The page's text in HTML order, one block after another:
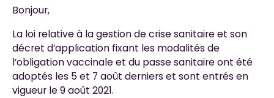
Bonjour,
La loi relative à la gestion de crise sanitaire et son
décret d’application fixant les modalités de
l’obligation vaccinale et du passe sanitaire ont été
adoptés les 5 et 7 août derniers et sont entrés en
vigueur le 9 août 2021.